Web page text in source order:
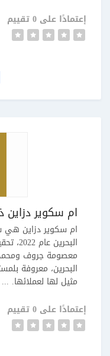
إعتمادًا على 0 تقييم
ام سكوير دزاين
ام سكوير دزاين
معصومة جروف
البحرين، معروفة
مثيل لها لعملائها. ...
إعتمادًا على 0 تقييم